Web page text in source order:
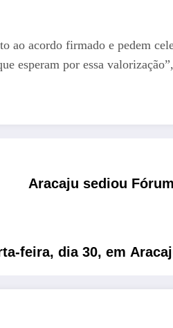
ao acordo firmado e pedem
esperam por essa
Aracaju sediou
feira, dia 30, em